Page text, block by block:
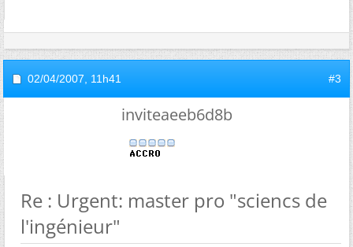
02/04/2007, 11h41 #3
inviteaeeb6d8b
Re : Urgent: master pro "sciencs de
l'ingénieur"